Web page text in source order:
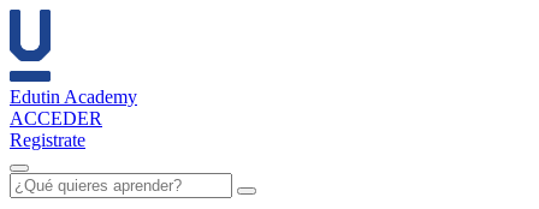
Edutin Academy
ACCEDER
Registrate